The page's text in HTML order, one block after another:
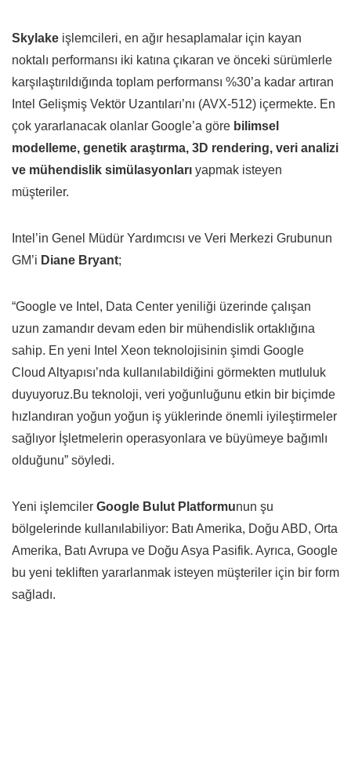
Skylake işlemcileri, en ağır hesaplamalar için kayan
noktalı performansı iki katına çıkaran ve önceki sürümlerle
karşılaştırıldığında toplam performansı %30’a kadar artıran
Intel Gelişmiş Vektör Uzantıları’nı (AVX-512) içermekte. En
çok yararlanacak olanlar Google’a göre bilimsel
modelleme, genetik araştırma, 3D rendering, veri analizi
ve mühendislik simülasyonları yapmak isteyen
müşteriler.
Intel’in Genel Müdür Yardımcısı ve Veri Merkezi Grubunun
GM’i Diane Bryant;
“Google ve Intel, Data Center yeniliği üzerinde çalışan
uzun zamandır devam eden bir mühendislik ortaklığına
sahip. En yeni Intel Xeon teknolojisinin şimdi Google
Cloud Altyapısı’nda kullanılabildiğini görmekten mutluluk
duyuyoruz.Bu teknoloji, veri yoğunluğunu etkin bir biçimde
hızlandıran yoğun yoğun iş yüklerinde önemli iyileştirmeler
sağlıyor İşletmelerin operasyonlara ve büyümeye bağımlı
olduğunu” söyledi.
Yeni işlemciler Google Bulut Platformunun şu
bölgelerinde kullanılabiliyor: Batı Amerika, Doğu ABD, Orta
Amerika, Batı Avrupa ve Doğu Asya Pasifik. Ayrıca, Google
bu yeni tekliften yararlanmak isteyen müşteriler için bir form
sağladı.